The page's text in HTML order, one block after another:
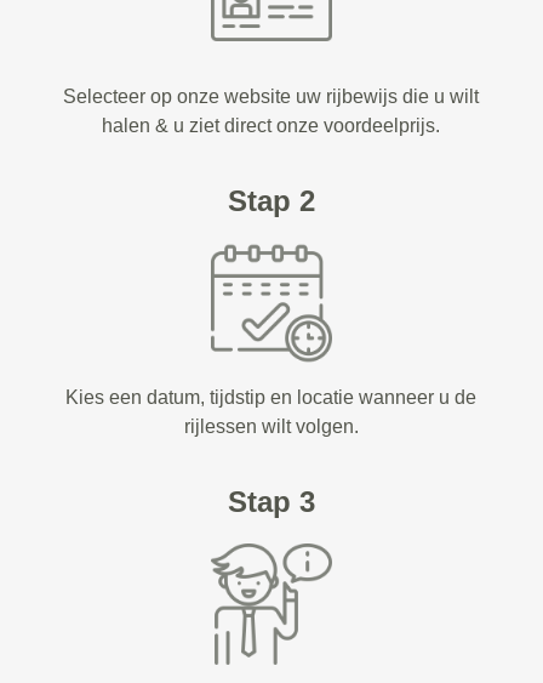
Selecteer op onze website uw rijbewijs die u wilt
halen & u ziet direct onze voordeelprijs.
Stap 2
Kies een datum, tijdstip en locatie wanneer u de
rijlessen wilt volgen.
Stap 3